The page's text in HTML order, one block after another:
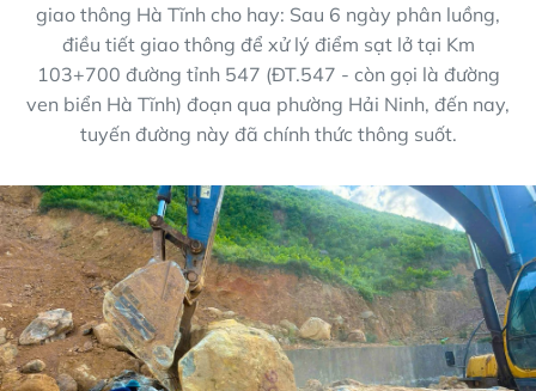
giao thông Hà Tĩnh cho hay: Sau 6 ngày phân luồng,
điều tiết giao thông để xử lý điểm sạt lở tại Km
103+700 đường tỉnh 547 (ĐT.547 - còn gọi là đường
ven biển Hà Tĩnh) đoạn qua phường Hải Ninh, đến nay,
tuyến đường này đã chính thức thông suốt.